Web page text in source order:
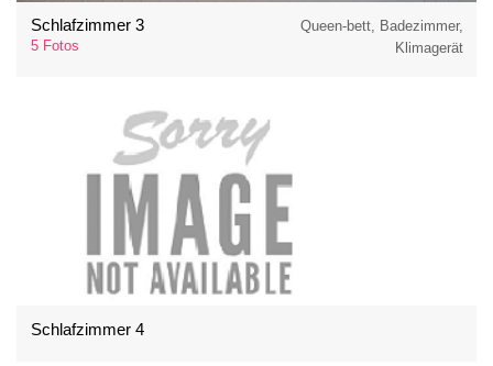
Schlafzimmer 3
5 Fotos
Queen-bett, Badezimmer,
Klimagerät
Schlafzimmer 4